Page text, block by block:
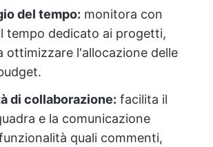
del tempo: monitora con
tempo dedicato ai progetti,
ottimizzare l'allocazione delle
di collaborazione: facilita il
e la comunicazione
quali commenti,